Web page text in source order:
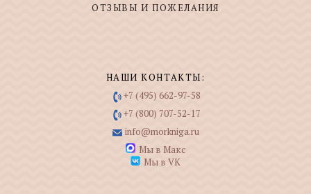
ОТЗЫВЫ И ПОЖЕЛАНИЯ
НАШИ КОНТАКТЫ:
+7 (495) 662-97-58
+7 (800) 707-52-17
info@morkniga.ru
Мы в Макс
Мы в VK